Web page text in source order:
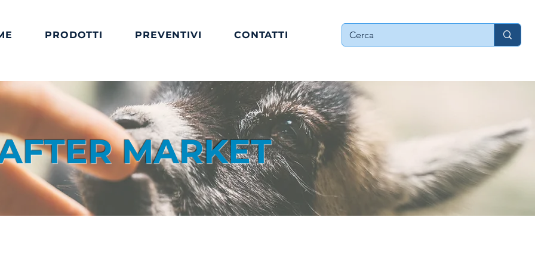
PRODOTTI PREVENTIVI CONTATTI
MARKET